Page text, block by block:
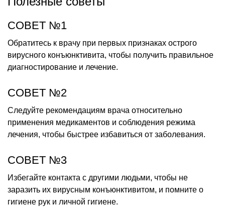
СОВЕТ №1
Обратитесь к врачу при первых признаках острого
вирусного конъюнктивита, чтобы получить правильное
диагностирование и лечение.
СОВЕТ №2
Следуйте рекомендациям врача относительно
применения медикаментов и соблюдения режима
лечения, чтобы быстрее избавиться от заболевания.
СОВЕТ №3
Избегайте контакта с другими людьми, чтобы не
заразить их вирусным конъюнктивитом, и помните о
гигиене рук и личной гигиене.